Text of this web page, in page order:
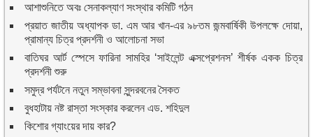
আশাশুনিতে অবঃ সেনাকল্যাণ সংস্থার কমিটি গঠন
প্রয়াত জাতীয় অধ্যাপক ডা. এম আর খান-এর ৯৮তম জন্মবার্ষিকী উপলক্ষে দোয়া,
প্রামান্য চিত্র প্রদর্শনী ও আলোচনা সভা
বাতিঘর আর্ট স্পেসে ফারিনা সামহির ‘সাইলেন্ট এক্সপ্রেশনস’ শীর্ষক একক চিত্র
প্রদর্শনী শুরু
সমুদ্র পর্যটনে নতুন সম্ভাবনা সুন্দরবনের সৈকত
বুধহাটায় নষ্ট রাস্তা সংস্কার করলেন এড. শহিদুল
কিশোর গ্যাংয়ের দায় কার?